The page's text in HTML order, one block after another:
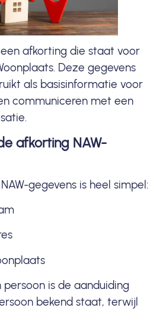
een afkorting die staat voor
Deze gegevens
als basisinformatie voor
communiceren met een
afkorting NAW-
gegevens is heel simpel:
is de aanduiding
bekend staat, terwijl